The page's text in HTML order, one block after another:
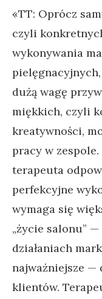
«TT: Oprócz
czyli
wykonywania
dużą wagę
miękkich, czyli
kreatywności,
pracy w zespole.
terapeuta
perfekcyjne
wymaga się
„życie salonu”
działaniach
najważniejsze —
klientów.